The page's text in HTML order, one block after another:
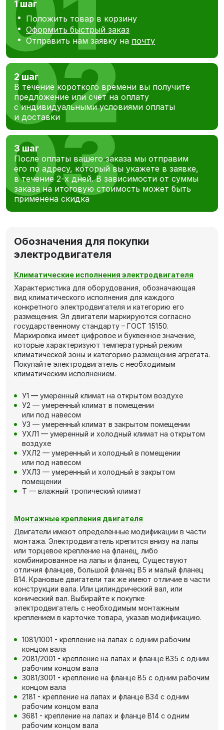
1 шаг
Положить товар в корзину
Оформить быстрый заказ
Отправить нам заявку на почту
2 шаг
В течение короткого времени вы получите
предложение или счёт на оплату
с индивидуальными условиями оплаты
и доставки
3 шаг
После оплаты вашего заказа мы отправим
его по адресу, который вы укажете в заявке,
в течение 2-х дней. В зависимости от суммы
заказа на итоговую стоимость может быть
применена скидка
Обозначения для покупки
электродвигателя
Климатические исполнения электродвигателя
Характеристика для оборудования, обозначающая
вид климатического исполнения для каждого
конкретного электродвигателя и категорию его
размещения. Эл двигатели маркируются согласно
государственному стандарту – ГОСТ 15150.
Маркировка имеет цифровое и буквенное значение,
которые характеризуют температурный режим
климатической зоны и категорию размещения агрегата.
Покупайте электродвигатель с необходимым
климатическим исполнением.
У1 — умеренный климат на открытом воздухе
У2 — умеренный климат в помещении
или под навесом
У3 — умеренный климат в закрытом помещении
УХЛ1 — умеренный и холодный климат на открытом
воздухе
УХЛ2 — умеренный и холодный в помещении
или под навесом
УХЛ3 — умеренный и холодный в закрытом
помещении
Т — влажный тропический климат
Монтажные крепления двигателя
Двигатели имеют определённые модификации в части
монтажа. Электродвигатель крепится внизу на лапы
или торцевое крепление на фланец, либо
комбинированное на лапы и фланец. Существуют
отличия фланцев, большой фланец В5 и малый фланец
В14. Крановые двигатели так же имеют отличие в части
конструкции вала. Или цилиндрический вал, или
конический вал. Выбирайте к покупке
электродвигатель с необходимым монтажным
креплением в карточке товара, указав модификацию.
1081/1001 - крепление на лапах с одним рабочим
концом вала
2081/2001 - крепление на лапах и фланце В35 с одним
рабочим концом вала
3081/3001 - крепление на фланце В5 с одним рабочим
концом вала
2181 - крепление на лапах и фланце В34 с одним
рабочим концом вала
3681 - крепление на лапах и фланце В14 с одним
рабочим концом вала